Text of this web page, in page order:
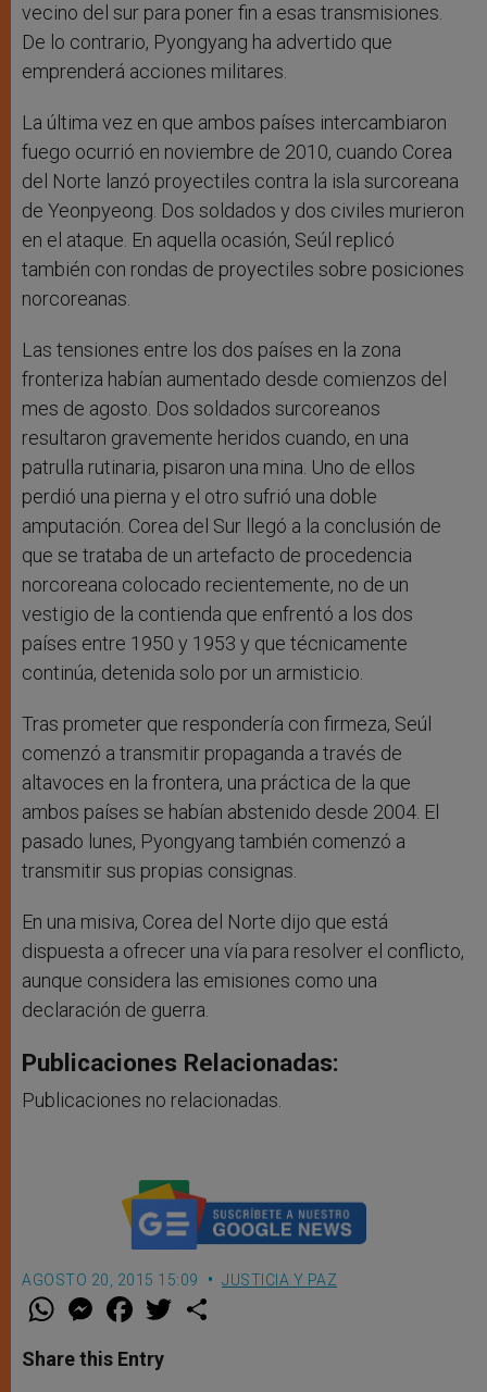
vecino del sur para poner fin a esas transmisiones.
De lo contrario, Pyongyang ha advertido que
emprenderá acciones militares.
La última vez en que ambos países intercambiaron
fuego ocurrió en noviembre de 2010, cuando Corea
del Norte lanzó proyectiles contra la isla surcoreana
de Yeonpyeong. Dos soldados y dos civiles murieron
en el ataque. En aquella ocasión, Seúl replicó
también con rondas de proyectiles sobre posiciones
norcoreanas.
Las tensiones entre los dos países en la zona
fronteriza habían aumentado desde comienzos del
mes de agosto. Dos soldados surcoreanos
resultaron gravemente heridos cuando, en una
patrulla rutinaria, pisaron una mina. Uno de ellos
perdió una pierna y el otro sufrió una doble
amputación. Corea del Sur llegó a la conclusión de
que se trataba de un artefacto de procedencia
norcoreana colocado recientemente, no de un
vestigio de la contienda que enfrentó a los dos
países entre 1950 y 1953 y que técnicamente
continúa, detenida solo por un armisticio.
Tras prometer que respondería con firmeza, Seúl
comenzó a transmitir propaganda a través de
altavoces en la frontera, una práctica de la que
ambos países se habían abstenido desde 2004. El
pasado lunes, Pyongyang también comenzó a
transmitir sus propias consignas.
En una misiva, Corea del Norte dijo que está
dispuesta a ofrecer una vía para resolver el conflicto,
aunque considera las emisiones como una
declaración de guerra.
Publicaciones Relacionadas:
Publicaciones no relacionadas.
AGOSTO 20, 2015 15:09 JUSTICIA Y PAZ
W
t
s
M
e
s
e
F
a
e
b
w
Share this Entry